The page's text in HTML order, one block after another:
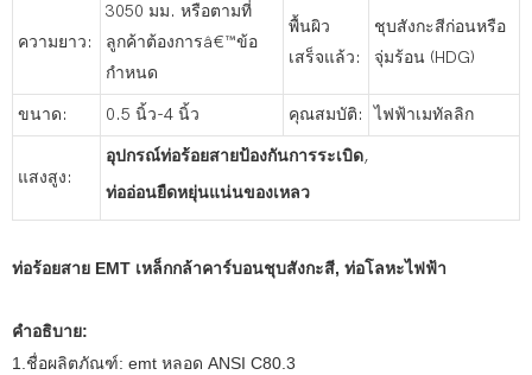
ความยาว:
3050 มม. หรือตามที่
ลูกค้าต้องการâ€™ข้อ
กำหนด
พื้นผิว
เสร็จแล้ว:
ชุบสังกะสีก่อนหรือ
จุ่มร้อน (HDG)
ขนาด: 0.5 นิ้ว-4 นิ้ว คุณสมบัติ: ไฟฟ้าเมทัลลิก
แสงสูง:
อุปกรณ์ท่อร้อยสายป้องกันการระเบิด,
ท่ออ่อนยืดหยุ่นแน่นของเหลว
ท่อร้อยสาย EMT เหล็กกล้าคาร์บอนชุบสังกะสี, ท่อโลหะไฟฟ้า
คำอธิบาย:
1.ชื่อผลิตภัณฑ์: emt หลอด ANSI C80.3